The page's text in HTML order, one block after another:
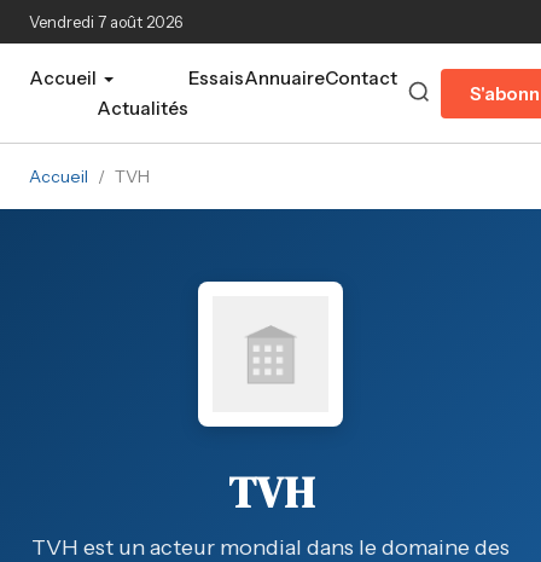
Aller au contenu principal
Vendredi 7 août 2026
Accueil
Actualités
EssaisAnnuaireContact
Accueil / TVH
TVH
TVH est un acteur mondial dans le domaine des